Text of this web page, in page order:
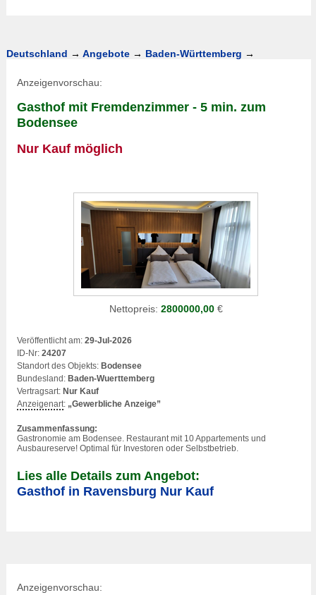
Deutschland → Angebote → Baden-Württemberg →
Anzeigenvorschau:
Gasthof mit Fremdenzimmer - 5 min. zum
Bodensee
Nur Kauf möglich
Nettopreis: 2800000,00€
Veröffentlicht am: 29-Jul-2026
ID-Nr: 24207
Standort des Objekts: Bodensee
Bundesland: Baden-Wuerttemberg
Vertragsart: Nur Kauf
Anzeigenart: „Gewerbliche Anzeige”
Zusammenfassung:
Gastronomie am Bodensee. Restaurant mit 10 Appartements und
Ausbaureserve! Optimal für Investoren oder Selbstbetrieb.
Lies alle Details zum Angebot:
Gasthof in Ravensburg Nur Kauf
Anzeigenvorschau: